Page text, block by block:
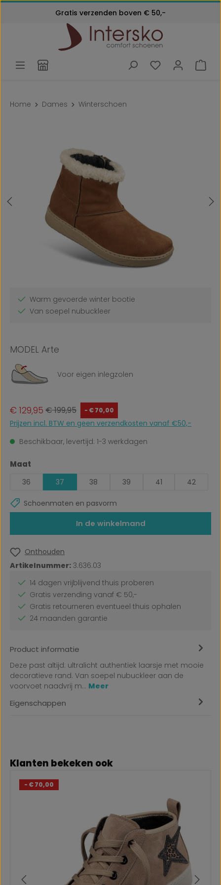
Ga naar de hoofdinhoud
24 maanden garantie
Klantenservice: 072 - 571 79 79
Gratis verzenden boven € 50,-
Home Dames Winterschoen
Warm gevoerde winter bootie
Van soepel nubuckleer
MODEL Arte
Voor eigen inlegzolen
Verkoopprijs:
€ 129,95 Normale prijs:
€ 199,95 - € 70,00
Prijzen incl. BTW en geen verzendkosten vanaf €50,-
Beschikbaar, levertijd: 1-3 werkdagen
Selecteer
Maat
36 37 38 39 41 42
Schoenmaten en pasvorm
In de winkelmand
Onthouden
Artikelnummer: 3.636.03
14 dagen vrijblijvend thuis proberen
Gratis verzending vanaf € 50,-
Gratis retourneren eventueel thuis ophalen
24 maanden garantie
Product informatie
Deze past altijd: ultralicht authentiek laarsje met mooie
decoratieve rand. Van soepel nubuckleer aan de
voorvoet naadvrij m… Meer
Eigenschappen
Productgalerij overslaan
Klanten bekeken ook
- € 70,00